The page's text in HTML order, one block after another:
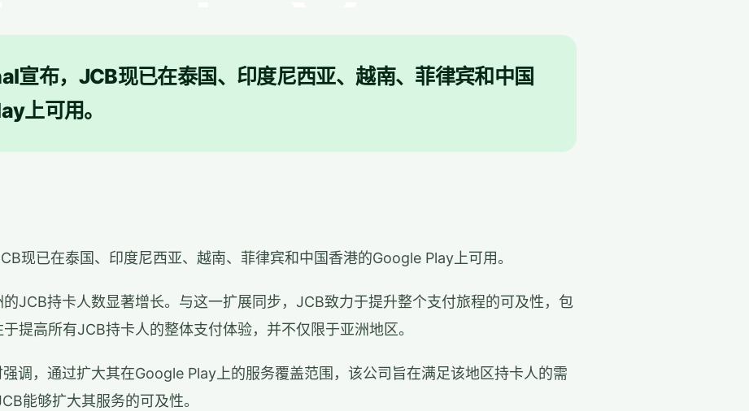
布，JCB现已在泰国、印度尼西亚、越南、菲律宾和中国
上可用。
现已在泰国、印度尼西亚、越南、菲律宾和中国香港的Google Play上可用。
JCB持卡人数显著增长。与这一扩展同步，JCB致力于提升整个支付旅程的可及性，包
提高所有JCB持卡人的整体支付体验，并不仅限于亚洲地区。
调，通过扩大其在Google Play上的服务覆盖范围，该公司旨在满足该地区持卡人的需
能够扩大其服务的可及性。